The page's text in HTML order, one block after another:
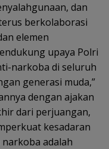
dan
berkolaborasi
elemen
upaya Polri
narkoba di seluruh
generasi muda,”
dengan ajakan
dari perjuangan,
kesadaran
adalah